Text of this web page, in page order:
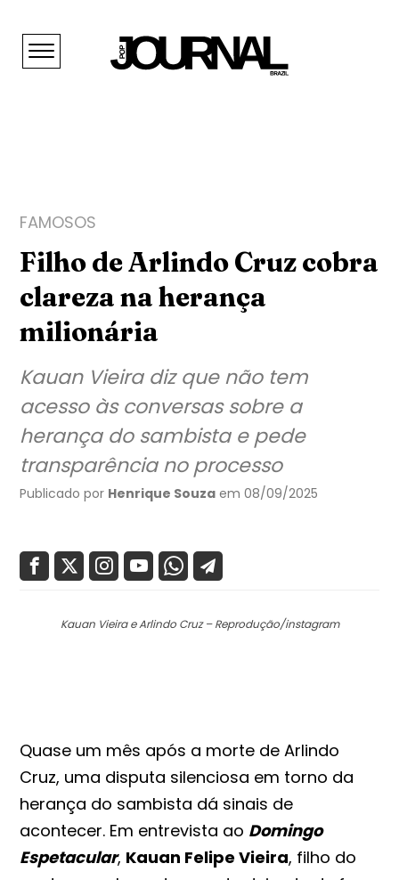
FAMOSOS
Filho de Arlindo Cruz cobra
clareza na herança
milionária
Kauan Vieira diz que não tem
acesso às conversas sobre a
herança do sambista e pede
transparência no processo
Publicado por Henrique Souza em 08/09/2025
Kauan Vieira e Arlindo Cruz – Reprodução/instagram
Quase um mês após a morte de Arlindo
Cruz, uma disputa silenciosa em torno da
herança do sambista dá sinais de
acontecer. Em entrevista ao Domingo
Espetacular, Kauan Felipe Vieira, filho do